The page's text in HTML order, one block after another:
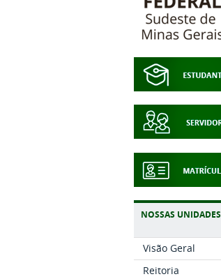
NOSSAS UNIDADES
Visão Geral
Reitoria